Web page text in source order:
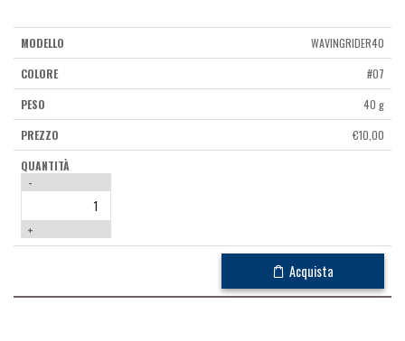
WAVINGRIDER40
#07
40 g
€10,00
-
+
Acquista